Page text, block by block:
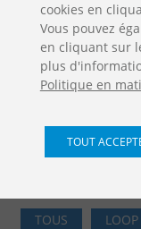
Aires de
TOUS LOOP
cookies en
Vous pouvez
en cliquant sur
plus
Politique en
TOUT